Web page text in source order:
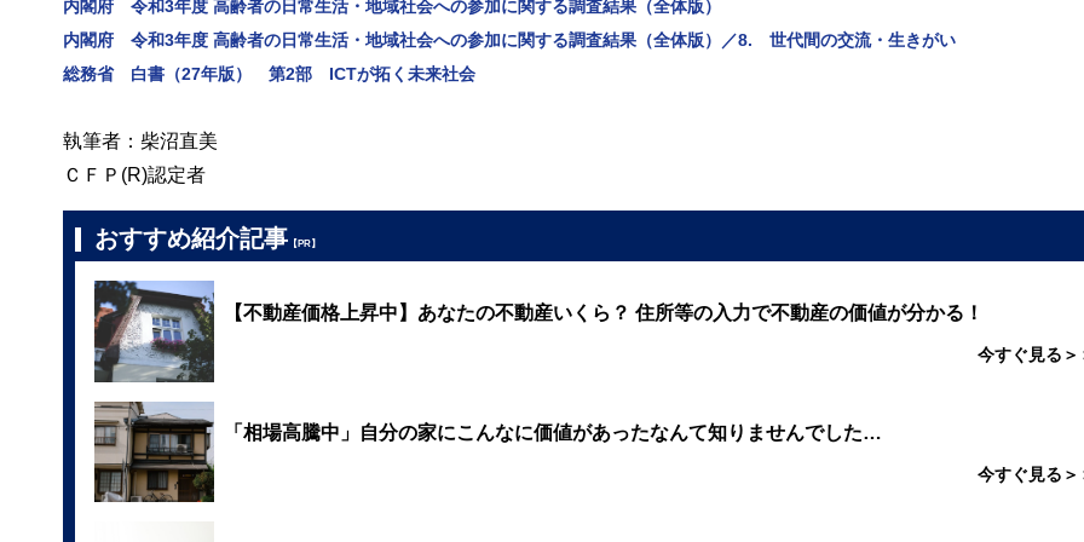
内閣府 令和3年度 高齢者の日常生活・地域社会への参加に関する調査結果（全体版）
内閣府 令和3年度 高齢者の日常生活・地域社会への参加に関する調査結果（全体版）／8. 世代間の交流・生きがい
総務省 白書（27年版） 第2部 ICTが拓く未来社会
執筆者：柴沼直美
ＣＦＰ(R)認定者
おすすめ紹介記事 【PR】
【不動産価格上昇中】あなたの不動産いくら？ 住所等の入力で不動産の価値が分かる！
今すぐ見る＞
「相場高騰中」自分の家にこんなに価値があったなんて知りませんでした…
今すぐ見る＞